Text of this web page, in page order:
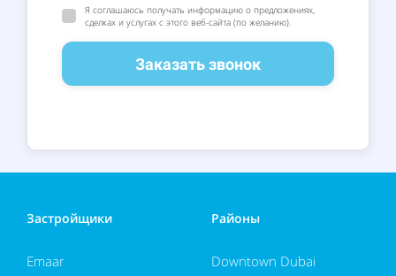
Я соглашаюсь получать информацию о предложениях,
сделках и услугах с этого веб-сайта (по желанию).
Заказать звонок
Застройщики
Emaar
Районы
Downtown Dubai